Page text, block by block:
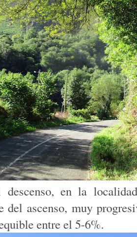
descenso, en la
del ascenso, muy
entre el 5-6%.